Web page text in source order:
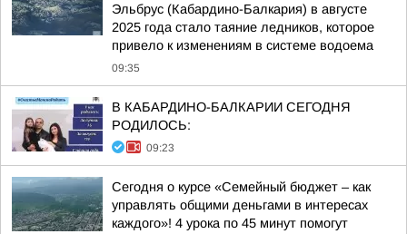
Эльбрус (Кабардино-Балкария) в августе
2025 года стало таяние ледников, которое
привело к изменениям в системе водоема
09:35
В КАБАРДИНО-БАЛКАРИИ СЕГОДНЯ
РОДИЛОСЬ:
09:23
Сегодня о курсе «Семейный бюджет – как
управлять общими деньгами в интересах
каждого»! 4 урока по 45 минут помогут